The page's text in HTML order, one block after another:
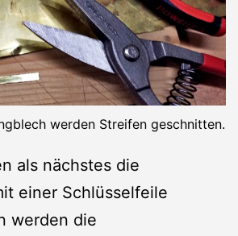
werden Streifen geschnitten.
als nächstes die
einer Schlüsselfeile
werden die